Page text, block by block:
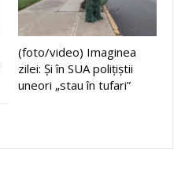
(foto/video) Imaginea
zilei: Și în SUA polițiștii
uneori „stau în tufari”